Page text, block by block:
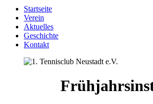
Startseite
Verein
Aktuelles
Geschichte
Kontakt